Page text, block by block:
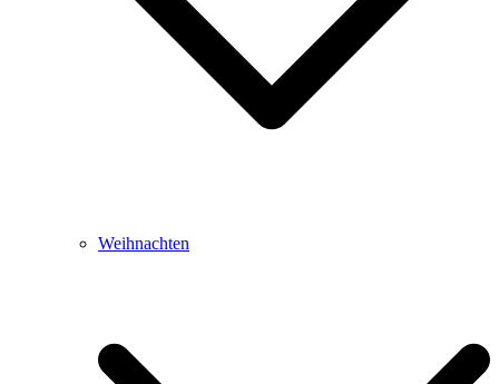
Weihnachten